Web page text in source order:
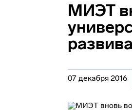
МИЭТ
07 декабря 2016